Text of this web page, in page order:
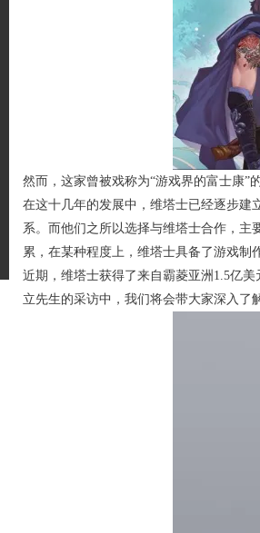
然而，这家曾被戏称为“游戏界的富士康”
在这十几年的发展中，维塔士已经逐步建
系。而他们之所以选择与维塔士合作，主
累，在某种程度上，维塔士具备了游戏制
近期，维塔士获得了来自霸菱亚洲1.5亿
立先生的采访中，我们将会带大家深入了